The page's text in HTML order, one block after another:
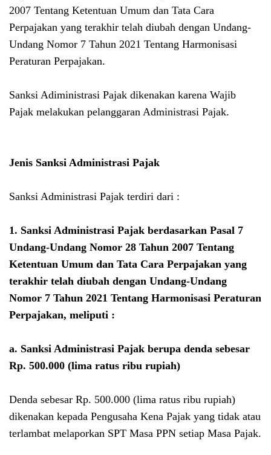
2007 Tentang Ketentuan Umum dan Tata Cara
Perpajakan yang terakhir telah diubah dengan Undang-
Undang Nomor 7 Tahun 2021 Tentang Harmonisasi
Peraturan Perpajakan.
Sanksi Adiministrasi Pajak dikenakan karena Wajib
Pajak melakukan pelanggaran Administrasi Pajak.
Jenis Sanksi Administrasi Pajak
Sanksi Administrasi Pajak terdiri dari :
1. Sanksi Administrasi Pajak berdasarkan Pasal 7
Undang-Undang Nomor 28 Tahun 2007 Tentang
Ketentuan Umum dan Tata Cara Perpajakan yang
terakhir telah diubah dengan Undang-Undang
Nomor 7 Tahun 2021 Tentang Harmonisasi Peraturan
Perpajakan, meliputi :
a. Sanksi Administrasi Pajak berupa denda sebesar
Rp. 500.000 (lima ratus ribu rupiah)
Denda sebesar Rp. 500.000 (lima ratus ribu rupiah)
dikenakan kepada Pengusaha Kena Pajak yang tidak atau
terlambat melaporkan SPT Masa PPN setiap Masa Pajak.